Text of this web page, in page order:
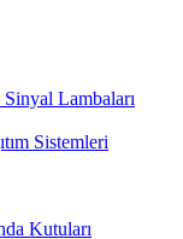
Lambaları
Sistemleri
Kutuları